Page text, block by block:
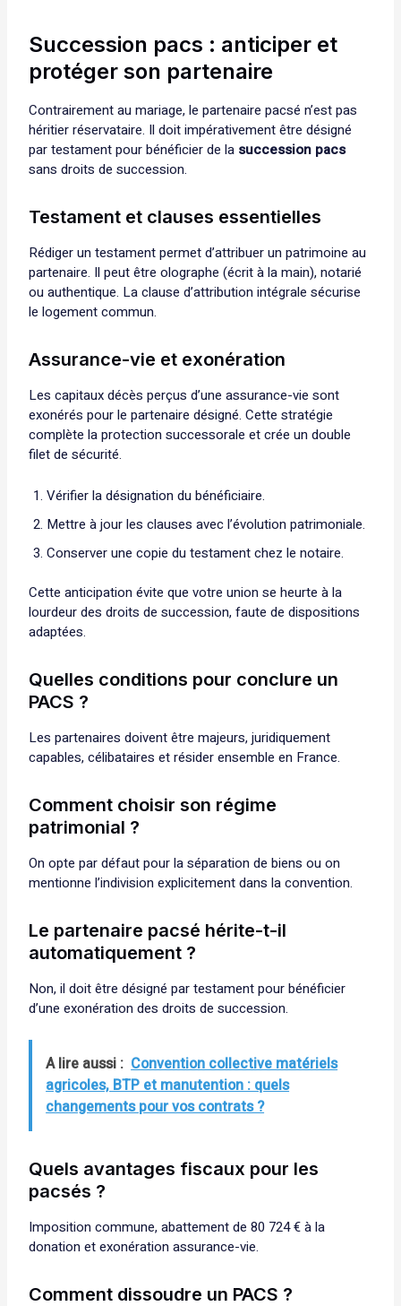
Succession pacs : anticiper et
protéger son partenaire
Contrairement au mariage, le partenaire pacsé n’est pas
héritier réservataire. Il doit impérativement être désigné
par testament pour bénéficier de la succession pacs
sans droits de succession.
Testament et clauses essentielles
Rédiger un testament permet d’attribuer un patrimoine au
partenaire. Il peut être olographe (écrit à la main), notarié
ou authentique. La clause d’attribution intégrale sécurise
le logement commun.
Assurance-vie et exonération
Les capitaux décès perçus d’une assurance-vie sont
exonérés pour le partenaire désigné. Cette stratégie
complète la protection successorale et crée un double
filet de sécurité.
Vérifier la désignation du bénéficiaire.
Mettre à jour les clauses avec l’évolution patrimoniale.
Conserver une copie du testament chez le notaire.
Cette anticipation évite que votre union se heurte à la
lourdeur des droits de succession, faute de dispositions
adaptées.
Quelles conditions pour conclure un
PACS ?
Les partenaires doivent être majeurs, juridiquement
capables, célibataires et résider ensemble en France.
Comment choisir son régime
patrimonial ?
On opte par défaut pour la séparation de biens ou on
mentionne l’indivision explicitement dans la convention.
Le partenaire pacsé hérite-t-il
automatiquement ?
Non, il doit être désigné par testament pour bénéficier
d’une exonération des droits de succession.
A lire aussi : Convention collective matériels
agricoles, BTP et manutention : quels
changements pour vos contrats ?
Quels avantages fiscaux pour les
pacsés ?
Imposition commune, abattement de 80 724 € à la
donation et exonération assurance-vie.
Comment dissoudre un PACS ?